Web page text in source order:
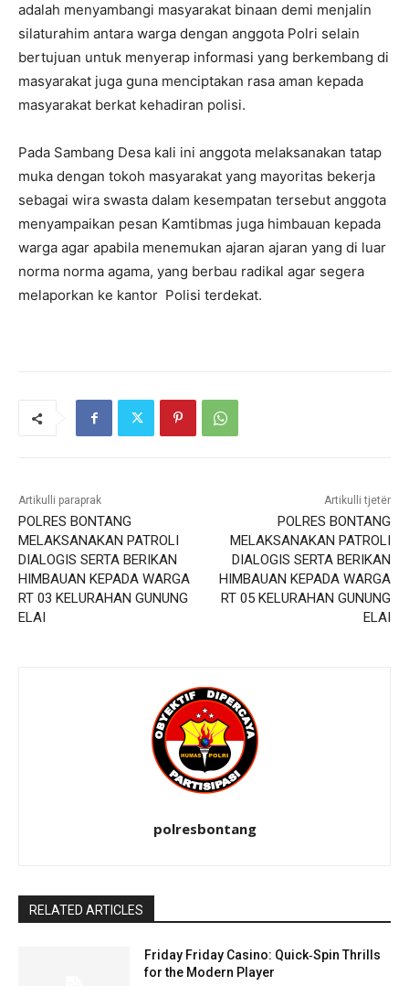
adalah menyambangi masyarakat binaan demi menjalin
silaturahim antara warga dengan anggota Polri selain
bertujuan untuk menyerap informasi yang berkembang di
masyarakat juga guna menciptakan rasa aman kepada
masyarakat berkat kehadiran polisi.
Pada Sambang Desa kali ini anggota melaksanakan tatap
muka dengan tokoh masyarakat yang mayoritas bekerja
sebagai wira swasta dalam kesempatan tersebut anggota
menyampaikan pesan Kamtibmas juga himbauan kepada
warga agar apabila menemukan ajaran ajaran yang di luar
norma norma agama, yang berbau radikal agar segera
melaporkan ke kantor Polisi terdekat.
Artikulli paraprak
POLRES BONTANG
MELAKSANAKAN PATROLI
DIALOGIS SERTA BERIKAN
HIMBAUAN KEPADA WARGA
RT 03 KELURAHAN GUNUNG
ELAI
Artikulli tjetër
POLRES BONTANG
MELAKSANAKAN PATROLI
DIALOGIS SERTA BERIKAN
HIMBAUAN KEPADA WARGA
RT 05 KELURAHAN GUNUNG
ELAI
polresbontang
RELATED ARTICLES
Friday Friday Casino: Quick‑Spin Thrills
for the Modern Player